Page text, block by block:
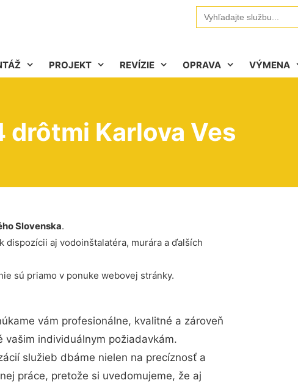
Search
for:
PROJEKT REVÍZIE OPRAVA VÝMENA
drôtmi Karlova Ves
Slovenska.
dispozícii aj vodoinštalatéra, murára a ďalších
sú priamo v ponuke webovej stránky.
vám profesionálne, kvalitné a zároveň
vašim individuálnym požiadavkám.
služieb dbáme nielen na precíznosť a
práce, pretože si uvedomujeme, že aj